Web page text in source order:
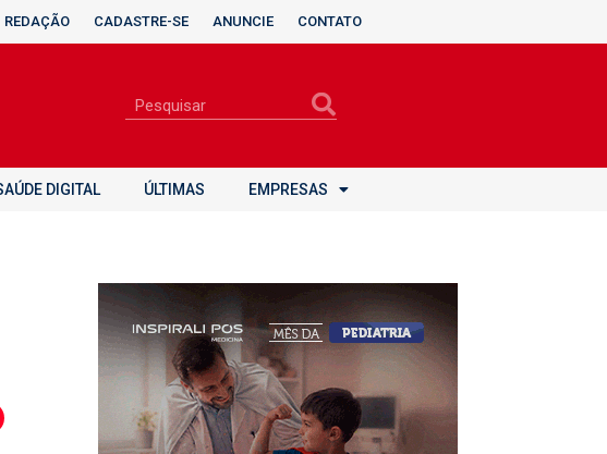
REDAÇÃO CADASTRE-SE ANUNCIE CONTATO
DIGITAL ÚLTIMAS EMPRESAS